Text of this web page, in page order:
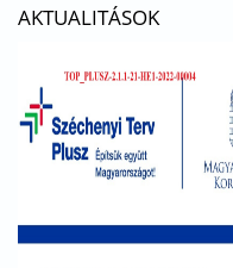
AKTUALITÁSOK